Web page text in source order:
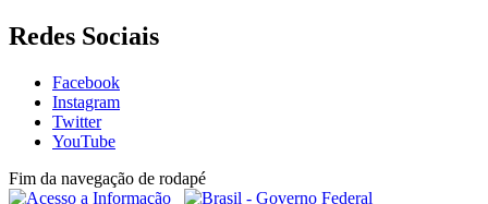
Redes Sociais
Facebook
Instagram
Twitter
YouTube
Fim da navegação de rodapé